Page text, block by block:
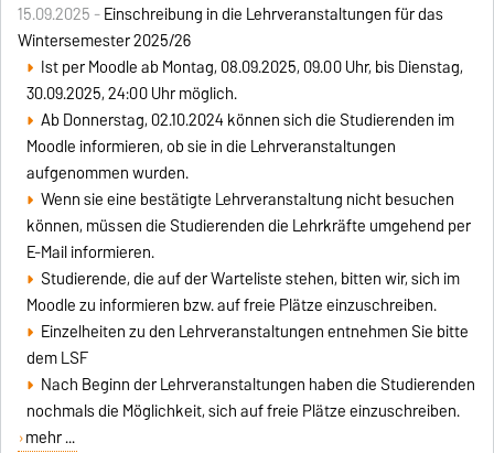
15.09.2025 -Einschreibung in die Lehrveranstaltungen für das
Wintersemester 2025/26
Ist per Moodle ab Montag, 08.09.2025, 09.00 Uhr, bis Dienstag,
30.09.2025, 24:00 Uhr möglich.
Ab Donnerstag, 02.10.2024 können sich die Studierenden im
Moodle informieren, ob sie in die Lehrveranstaltungen
aufgenommen wurden.
Wenn sie eine bestätigte Lehrveranstaltung nicht besuchen
können, müssen die Studierenden die Lehrkräfte umgehend per
E-Mail informieren.
Studierende, die auf der Warteliste stehen, bitten wir, sich im
Moodle zu informieren bzw. auf freie Plätze einzuschreiben.
Einzelheiten zu den Lehrveranstaltungen entnehmen Sie bitte
dem LSF
Nach Beginn der Lehrveranstaltungen haben die Studierenden
nochmals die Möglichkeit, sich auf freie Plätze einzuschreiben.
mehr ...